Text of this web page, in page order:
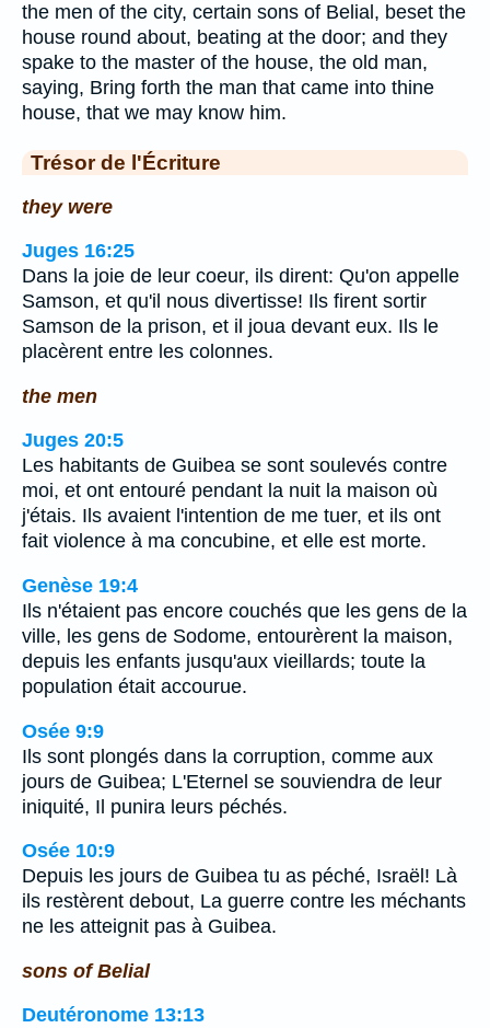
the men of the city, certain sons of Belial, beset the
house round about, beating at the door; and they
spake to the master of the house, the old man,
saying, Bring forth the man that came into thine
house, that we may know him.
Trésor de l'Écriture
they were
Juges 16:25
Dans la joie de leur coeur, ils dirent: Qu'on appelle
Samson, et qu'il nous divertisse! Ils firent sortir
Samson de la prison, et il joua devant eux. Ils le
placèrent entre les colonnes.
the men
Juges 20:5
Les habitants de Guibea se sont soulevés contre
moi, et ont entouré pendant la nuit la maison où
j'étais. Ils avaient l'intention de me tuer, et ils ont
fait violence à ma concubine, et elle est morte.
Genèse 19:4
Ils n'étaient pas encore couchés que les gens de la
ville, les gens de Sodome, entourèrent la maison,
depuis les enfants jusqu'aux vieillards; toute la
population était accourue.
Osée 9:9
Ils sont plongés dans la corruption, comme aux
jours de Guibea; L'Eternel se souviendra de leur
iniquité, Il punira leurs péchés.
Osée 10:9
Depuis les jours de Guibea tu as péché, Israël! Là
ils restèrent debout, La guerre contre les méchants
ne les atteignit pas à Guibea.
sons of Belial
Deutéronome 13:13